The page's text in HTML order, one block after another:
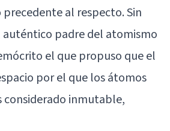
al respecto. Sin
padre del atomismo
el que propuso que el
por el que los átomos
considerado inmutable,